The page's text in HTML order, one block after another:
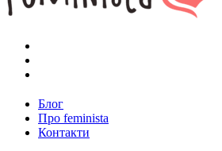
Блог
Про feminista
Контакти